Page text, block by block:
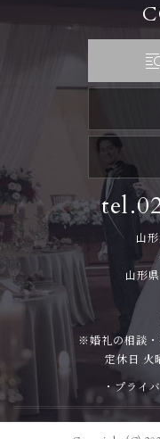
山
山形
※婚礼の相談・
定休日 火
・プライ